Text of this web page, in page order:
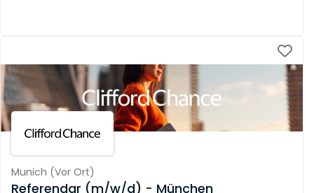
Munich (Vor Ort)
Referendar (m/w/d) - München